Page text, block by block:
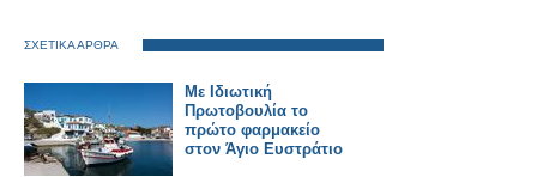
ΣΧΕΤΙΚΑ ΑΡΘΡΑ
Με Ιδιωτική
Πρωτοβουλία το
πρώτο φαρμακείο
στον Άγιο Ευστράτιο